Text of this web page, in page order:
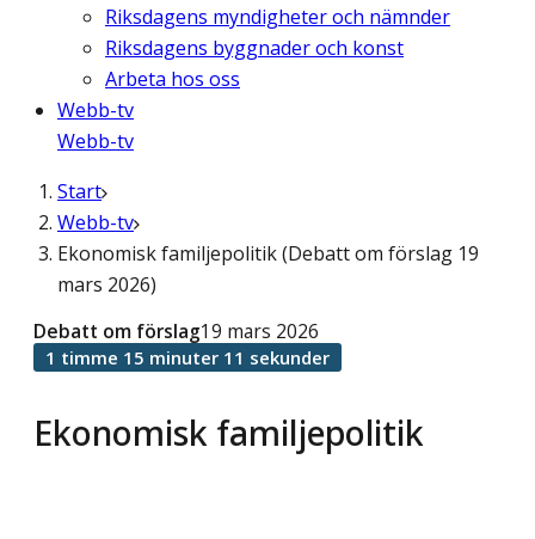
Riksdagens myndigheter och nämnder
Riksdagens byggnader och konst
Arbeta hos oss
Webb-tv
Webb-tv
Start
Webb-tv
Ekonomisk familjepolitik (Debatt om förslag 19
mars 2026)
Ekonomisk familjepolitik
Debatt om förslag19 mars 2026
1 timme 15 minuter 11 sekunder